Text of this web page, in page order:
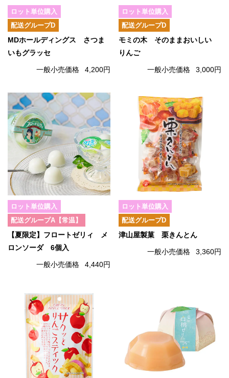
ロット単位購入
配送グループD
MDホールディングス さつま
いもグラッセ
一般小売価格 4,200円
ロット単位購入
配送グループD
モミの木 そのままおいしい
りんご
一般小売価格 3,000円
ロット単位購入
配送グループA【常温】
【夏限定】フロートゼリィ メ
ロンソーダ 6個入
一般小売価格 4,440円
ロット単位購入
配送グループD
津山屋製菓 栗きんとん
一般小売価格 3,360円